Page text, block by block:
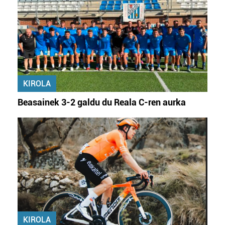
KIROLA
Beasainek 3-2 galdu du Reala C-ren aurka
KIROLA